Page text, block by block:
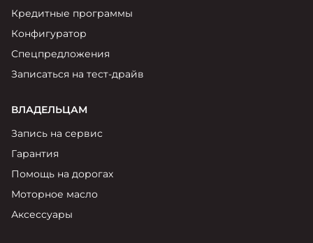
Кредитные программы
Конфигуратор
Спецпредложения
Записаться на тест-драйв
ВЛАДЕЛЬЦАМ
Запись на сервис
Гарантия
Помощь на дорогах
Моторное масло
Аксессуары